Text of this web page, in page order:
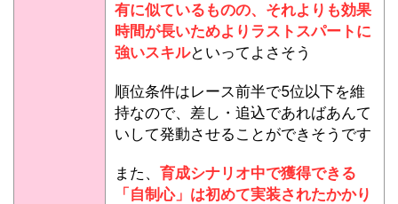
有に似ているものの、それよりも効果
時間が長いためよりラストスパートに
強いスキルといってよさそう
順位条件はレース前半で5位以下を維
持なので、差し・追込であればあんて
いして発動させることができそうです
また、 育成シナリオ中で獲得できる
「自制心」は初めて実装されたかかり